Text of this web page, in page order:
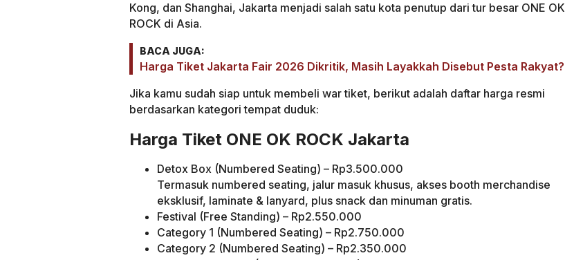
Kong, dan Shanghai, Jakarta menjadi salah satu kota penutup dari tur besar ONE OK
ROCK di Asia.
BACA JUGA:
Harga Tiket Jakarta Fair 2026 Dikritik, Masih Layakkah Disebut Pesta Rakyat?
Jika kamu sudah siap untuk membeli war tiket, berikut adalah daftar harga resmi
berdasarkan kategori tempat duduk:
Harga Tiket ONE OK ROCK Jakarta
Detox Box (Numbered Seating) – Rp3.500.000
Termasuk numbered seating, jalur masuk khusus, akses booth merchandise
eksklusif, laminate & lanyard, plus snack dan minuman gratis.
Festival (Free Standing) – Rp2.550.000
Category 1 (Numbered Seating) – Rp2.750.000
Category 2 (Numbered Seating) – Rp2.350.000